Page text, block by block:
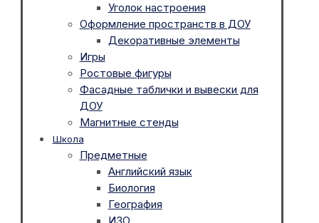
Уголок настроения
Оформление пространств в ДОУ
Декоративные элементы
Игры
Ростовые фигуры
Фасадные таблички и вывески для
ДОУ
Магнитные стенды
Школа
Предметные
Английский язык
Биология
География